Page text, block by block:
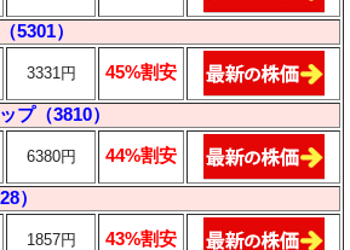
5301）
3331円 45%割安
プ（3810）
6380円 44%割安
）
1857円 43%割安